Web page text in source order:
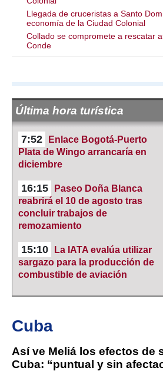
Llegada de cruceristas a Santo
economía de la Ciudad Colonial
Collado se compromete a rescatar
Conde
Última hora turística
7:52
Enlace Bogotá-Puerto
Plata de Wingo arrancaría en
diciembre
16:15
Paseo Doña Blanca
reabrirá el 10 de agosto tras
concluir trabajos de
remozamiento
15:10
La IATA evalúa utilizar
sargazo para la producción de
combustible de aviación
Cuba
Así ve Meliá los efectos de
Cuba: “puntual y sin